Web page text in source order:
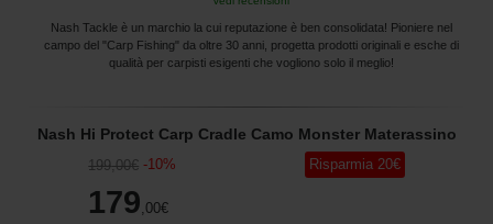
Nash Tackle è un marchio la cui reputazione è ben consolidata! Pioniere nel
campo del "Carp Fishing" da oltre 30 anni, progetta prodotti originali e esche di
qualità per carpisti esigenti che vogliono solo il meglio!
Nash Hi Protect Carp Cradle Camo Monster Materassino
199,00€ -10%
179 ,00€
Risparmia 20€